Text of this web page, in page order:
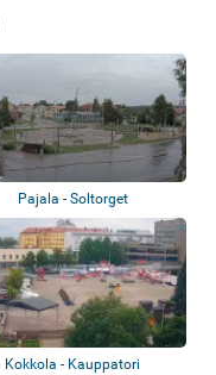
Pajala - Soltorget
Kokkola - Kauppatori